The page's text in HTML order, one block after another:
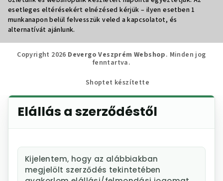
esetleges eltérésekért elnézésed kérjük – ilyen esetben 1
munkanapon belül felvesszük veled a kapcsolatot, és
alternatívát ajánlunk.
Copyright 2026 Devergo Veszprém Webshop. Minden jog
fenntartva.
Shoptet készítette
Elállás a szerződéstől
Kijelentem, hogy az alábbiakban
megjelölt szerződés tekintetében